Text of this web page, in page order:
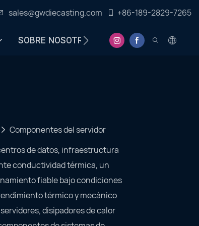
sales@gwdiecasting.com +86-189-2829-7265
SOBRE NOSOTROS CENTRO DE
Componentes del servidor
de datos, infraestructura
conductividad térmica, un
fiable bajo condiciones
térmico y mecánico
disipadores de calor